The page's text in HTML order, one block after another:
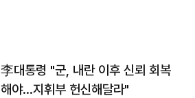
李대통령 "군, 내란 이후 신뢰 회복
해야…지휘부 헌신해달라"